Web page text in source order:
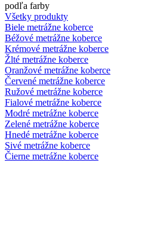
podľa farby
Všetky produkty
Biele metrážne koberce
Béžové metrážne koberce
Krémové metrážne koberce
Žlté metrážne koberce
Oranžové metrážne koberce
Červené metrážne koberce
Ružové metrážne koberce
Fialové metrážne koberce
Modré metrážne koberce
Zelené metrážne koberce
Hnedé metrážne koberce
Sivé metrážne koberce
Čierne metrážne koberce